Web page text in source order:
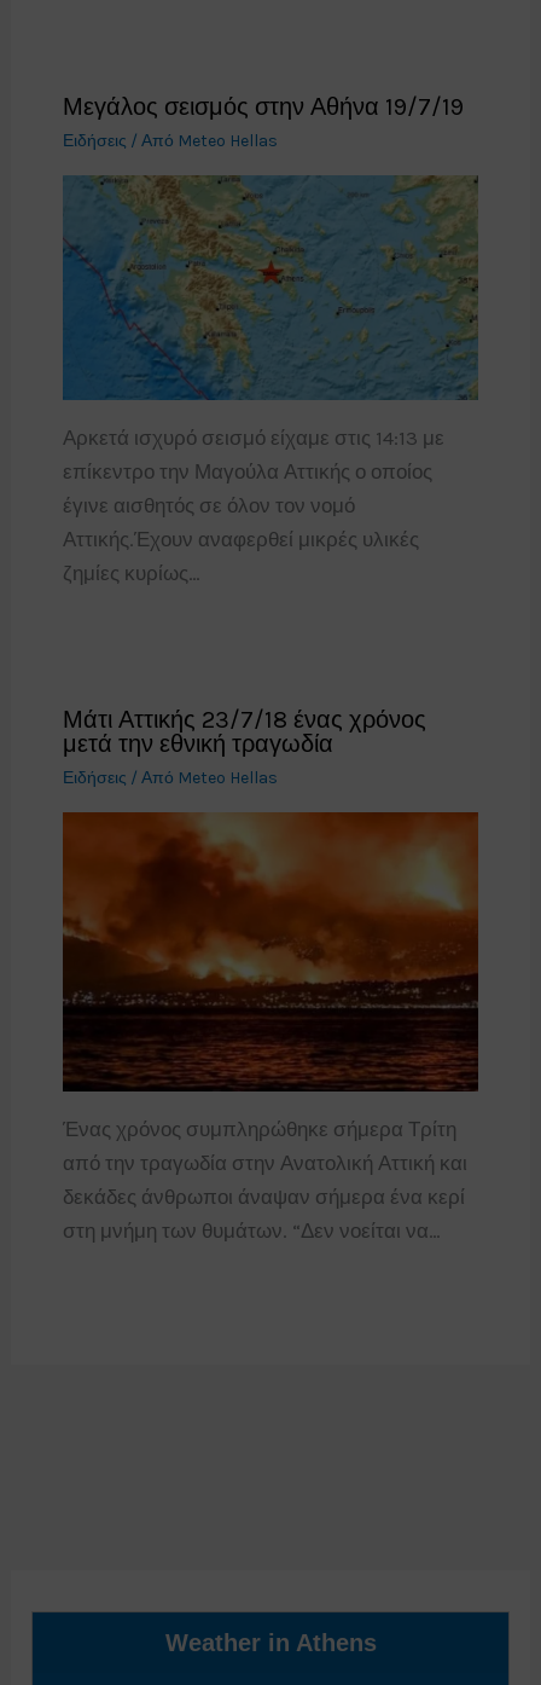
Μεγάλος σεισμός στην Αθήνα 19/7/19
Ειδήσεις / Από Meteo Hellas
Αρκετά ισχυρό σεισμό είχαμε στις 14:13 με
επίκεντρο την Μαγούλα Αττικής ο οποίος
έγινε αισθητός σε όλον τον νομό
Αττικής.Έχουν αναφερθεί μικρές υλικές
ζημίες κυρίως…
Μάτι Αττικής 23/7/18 ένας χρόνος
μετά την εθνική τραγωδία
Ειδήσεις / Από Meteo Hellas
Ένας χρόνος συμπληρώθηκε σήμερα Τρίτη
από την τραγωδία στην Ανατολική Αττική και
δεκάδες άνθρωποι άναψαν σήμερα ένα κερί
στη μνήμη των θυμάτων. “Δεν νοείται να…
Weather in Athens